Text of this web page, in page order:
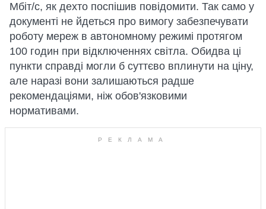
Мбіт/с, як дехто поспішив повідомити. Так само у
документі не йдеться про вимогу забезпечувати
роботу мереж в автономному режимі протягом
100 годин при відключеннях світла. Обидва ці
пункти справді могли б суттєво вплинути на ціну,
але наразі вони залишаються радше
рекомендаціями, ніж обов'язковими
нормативами.